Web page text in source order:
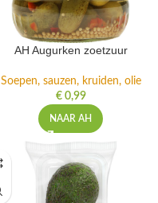
AH Augurken zoetzuur
Soepen, sauzen, kruiden, olie
€0,99
NAAR AH